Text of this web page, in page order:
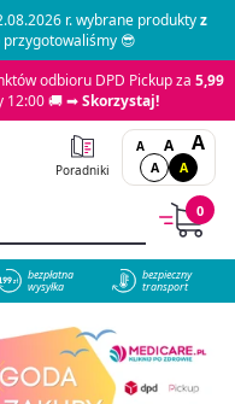
r. wybrane produktyz
przygotowaliśmy 😎
odbioru DPD Pickup za 5,99
12:00 🚚 ➡Skorzystaj!
Poradniki
A A A
A A
0
bezpłatna
wysyłka
bezpieczny
transport